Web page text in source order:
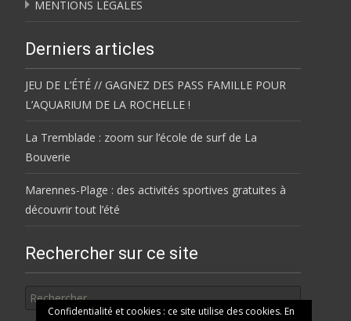
MENTIONS LÉGALES
Derniers articles
JEU DE L’ÉTÉ // GAGNEZ DES PASS FAMILLE POUR
L’AQUARIUM DE LA ROCHELLE !
La Tremblade : zoom sur l’école de surf de La
Bouverie
Marennes-Plage : des activités sportives gratuites à
découvrir tout l’été
Rechercher sur ce site
Confidentialité et cookies : ce site utilise des cookies. En